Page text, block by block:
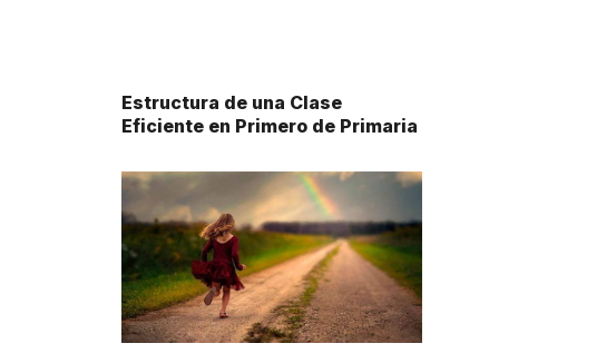
Estructura de una Clase
Eficiente en Primero de Primaria